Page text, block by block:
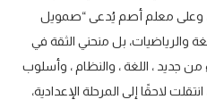
وعلى معلم أصم يُدعى “صمويل
والرياضيات، بل منحني الثقة في
جديد ، اللغة ، والنظام ، وأسلوب
لاحقًا إلى المرحلة الإعدادية،